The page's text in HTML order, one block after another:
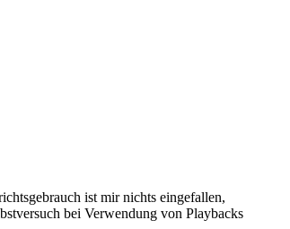
ist mir nichts eingefallen,
bei Verwendung von Playbacks